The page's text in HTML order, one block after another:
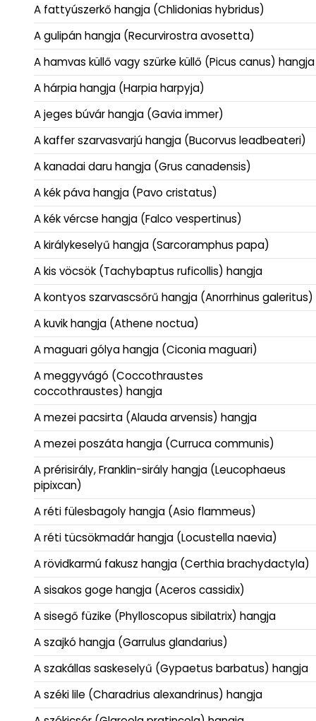
A fattyúszerkő hangja (Chlidonias hybridus)
A gulipán hangja (Recurvirostra avosetta)
A hamvas küllő vagy szürke küllő (Picus canus) hangja
A hárpia hangja (Harpia harpyja)
A jeges búvár hangja (Gavia immer)
A kaffer szarvasvarjú hangja (Bucorvus leadbeateri)
A kanadai daru hangja (Grus canadensis)
A kék páva hangja (Pavo cristatus)
A kék vércse hangja (Falco vespertinus)
A királykeselyű hangja (Sarcoramphus papa)
A kis vöcsök (Tachybaptus ruficollis) hangja
A kontyos szarvascsőrű hangja (Anorrhinus galeritus)
A kuvik hangja (Athene noctua)
A maguari gólya hangja (Ciconia maguari)
A meggyvágó (Coccothraustes
coccothraustes) hangja
A mezei pacsirta (Alauda arvensis) hangja
A mezei poszáta hangja (Curruca communis)
A prérisirály, Franklin-sirály hangja (Leucophaeus
pipixcan)
A réti fülesbagoly hangja (Asio flammeus)
A réti tücsökmadár hangja (Locustella naevia)
A rövidkarmú fakusz hangja (Certhia brachydactyla)
A sisakos goge hangja (Aceros cassidix)
A sisegő füzike (Phylloscopus sibilatrix) hangja
A szajkó hangja (Garrulus glandarius)
A szakállas saskeselyű (Gypaetus barbatus) hangja
A széki lile (Charadrius alexandrinus) hangja